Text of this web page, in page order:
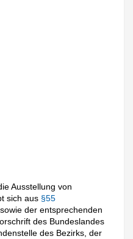
Ausstellung von
sich aus §55
sowie der entsprechenden
des Bundeslandes
des Bezirks, der